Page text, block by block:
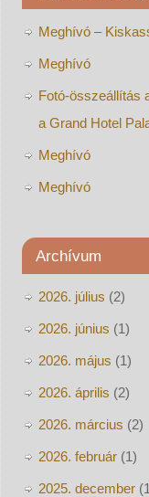
Meghívó –
Meghívó
Fotó-összeállítás
a Grand Hotel
Meghívó
Meghívó
Archívum
2026. július (2)
2026. június (1)
2026. május (1)
2026. április (2)
2026. március (2)
2026. február(1)
2025. december